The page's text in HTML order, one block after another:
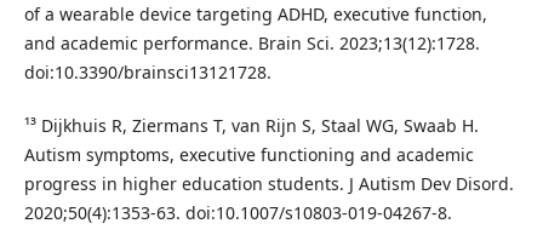
of a wearable device targeting ADHD, executive function,
and academic performance. Brain Sci. 2023;13(12):1728.
doi:10.3390/brainsci13121728.
¹³ Dijkhuis R, Ziermans T, van Rijn S, Staal WG, Swaab H.
Autism symptoms, executive functioning and academic
progress in higher education students. J Autism Dev Disord.
2020;50(4):1353-63. doi:10.1007/s10803-019-04267-8.